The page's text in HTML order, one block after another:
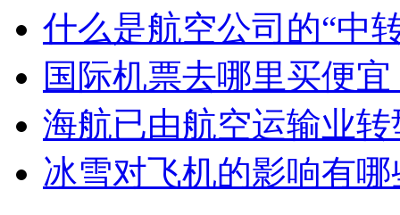
什么是航空公司的“中
国际机票去哪里买便
海航已由航空运输业
冰雪对飞机的影响有哪